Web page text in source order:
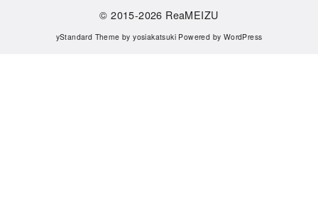
© 2015-2026 ReaMEIZU
yStandard Theme byyosiakatsuki Powered by WordPress